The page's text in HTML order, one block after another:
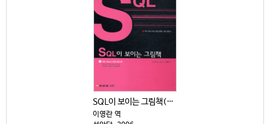
SQL이 보이는 그림책(CD 1장 별도)
이영란 역